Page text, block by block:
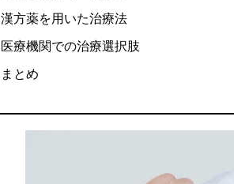
漢方薬を用いた治療法
医療機関での治療選択肢
まとめ